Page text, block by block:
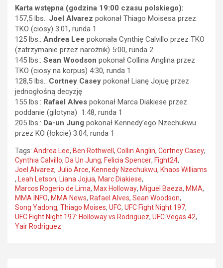
Karta wstępna (godzina 19:00 czasu polskiego):
157,5 lbs.: Joel Alvarez pokonał Thiago Moisesa przez
TKO (ciosy) 3:01, runda 1
125 lbs.: Andrea Lee pokonała Cynthię Calvillo przez TKO
(zatrzymanie przez narożnik) 5:00, runda 2
145 lbs.: Sean Woodson pokonał Collina Anglina przez
TKO (ciosy na korpus) 4:30, runda 1
128,5 lbs.: Cortney Casey pokonał Lianę Jojuę przez
jednogłośną decyzję
155 lbs.: Rafael Alves pokonał Marca Diakiese przez
poddanie (gilotyna) 1:48, runda 1
205 lbs.: Da-un Jung pokonał Kennedy’ego Nzechukwu
przez KO (łokcie) 3:04, runda 1
Tags: Andrea Lee, Ben Rothwell , Collin Anglin, Cortney Casey,
Cynthia Calvillo, Da Un Jung, Felicia Spencer, Fight24,
Joel Alvarez, Julio Arce, Kennedy Nzechukwu, Khaos Williams
,
Leah Letson, Liana Jojua, Marc Diakiese,
Marcos Rogerio de Lima, Max Holloway, Miguel Baeza, MMA,
MMA INFO, MMA News, Rafael Alves, Sean Woodson,
Song Yadong, Thiago Moises, UFC, UFC Fight Night 197,
UFC Fight Night 197: Holloway vs Rodriguez, UFC Vegas 42,
Yair Rodriguez